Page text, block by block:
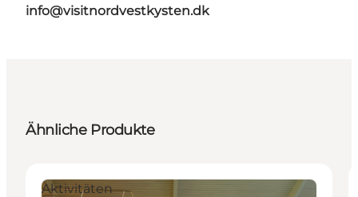
info@visitnordvestkysten.dk
Ähnliche Produkte
Aktivitäten